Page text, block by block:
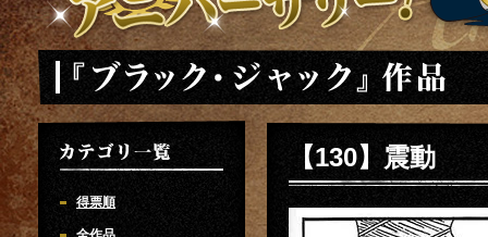
手塚治虫 ブラックジャック 40周年アニバーサリー
「ブラック・ジャック」
得票順
【130】震動